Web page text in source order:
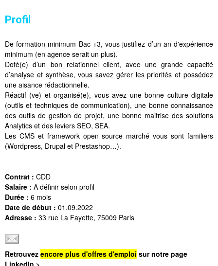
Profil
De formation minimum Bac +3, vous justifiez d’un an d'expérience
minimum (en agence serait un plus).
Doté(e) d’un bon relationnel client, avec une grande capacité
d’analyse et synthèse, vous savez gérer les priorités et possédez
une aisance rédactionnelle.
Réactif (ve) et organisé(e), vous avez une bonne culture digitale
(outils et techniques de communication), une bonne connaissance
des outils de gestion de projet, une bonne maitrise des solutions
Analytics et des leviers SEO, SEA.
Les CMS et framework open source marché vous sont familiers
(Wordpress, Drupal et Prestashop…).
Contrat : CDD
Salaire : A définir selon profil
Durée : 6 mois
Date de début : 01.09.2022
Adresse : 33 rue La Fayette, 75009 Paris
Retrouvez encore plus d'offres d'emploi sur notre page
LinkedIn >